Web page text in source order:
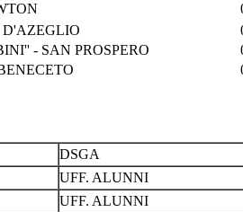
D'AZEGLIO
- SAN PROSPERO
DSGA
UFF. ALUNNI
UFF. ALUNNI